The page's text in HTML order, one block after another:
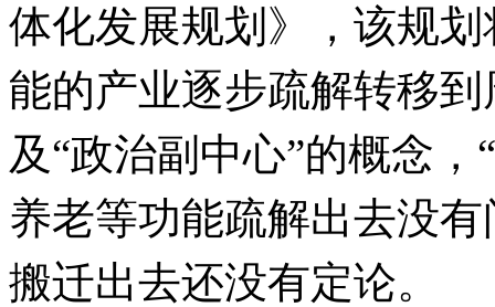
体化发展规划》，该规
能的产业逐步疏解转移
及“政治副中心”的概念
养老等功能疏解出去没
搬迁出去还没有定论。